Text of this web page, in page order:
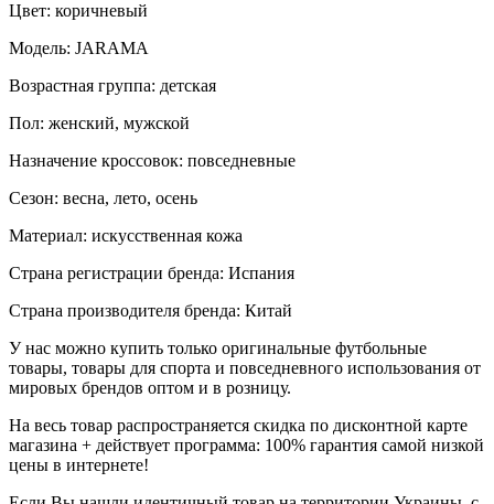
Цвет: коричневый
Модель: JARAMA
Возрастная группа: детская
Пол: женский, мужской
Назначение кроссовок: повседневные
Сезон: весна, лето, осень
Материал: искусственная кожа
Страна регистрации бренда: Испания
Страна производителя бренда: Китай
У нас можно купить только оригинальные футбольные
товары, товары для спорта и повседневного использования от
мировых брендов оптом и в розницу.
На весь товар распространяется скидка по дисконтной карте
магазина + действует программа: 100% гарантия самой низкой
цены в интернете!